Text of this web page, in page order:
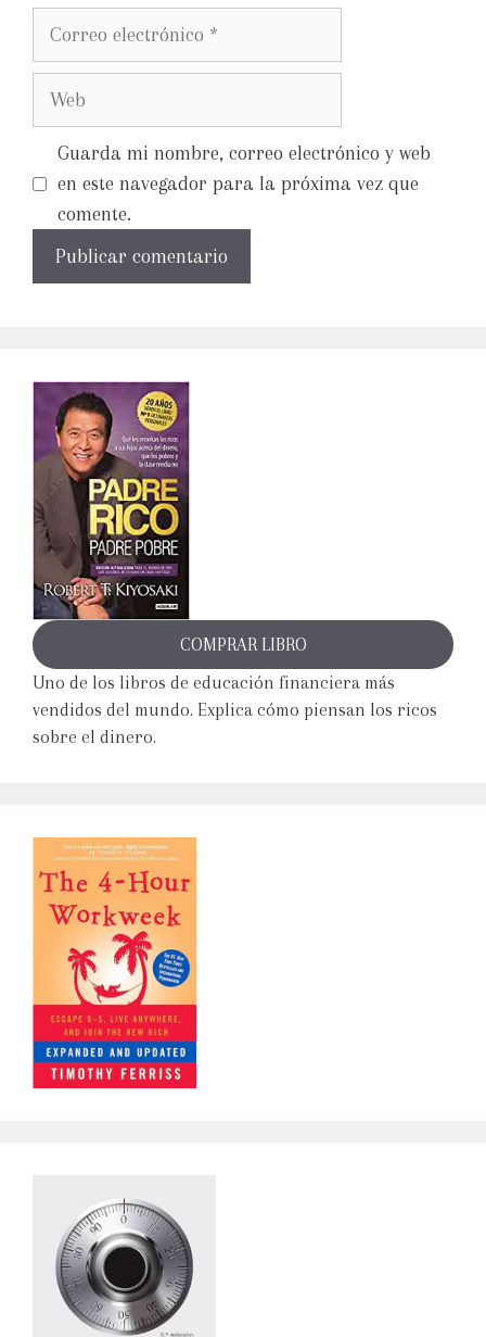
Guarda mi nombre, correo electrónico y web
en este navegador para la próxima vez que
comente.
COMPRAR LIBRO
Uno de los libros de educación financiera más
vendidos del mundo. Explica cómo piensan los ricos
sobre el dinero.